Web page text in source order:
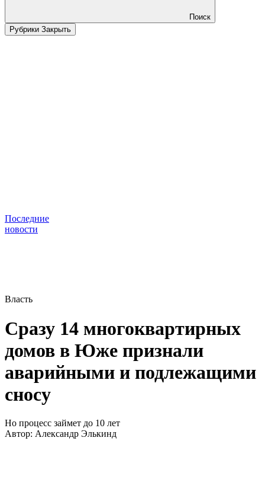
Поиск
Рубрики Закрыть
Последние
новости
Власть
Сразу 14 многоквартирных
домов в Юже признали
аварийными и подлежащими
сносу
Но процесс займет до 10 лет
Автор: Александр Элькинд